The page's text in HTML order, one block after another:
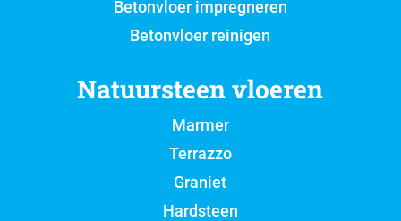
Betonvloer impregneren
Betonvloer reinigen
Natuursteen vloeren
Marmer
Terrazzo
Graniet
Hardsteen